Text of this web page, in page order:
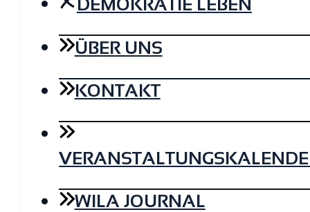
DEMOKRATIE LEBEN
ÜBER UNS
KONTAKT
WILA JOURNAL